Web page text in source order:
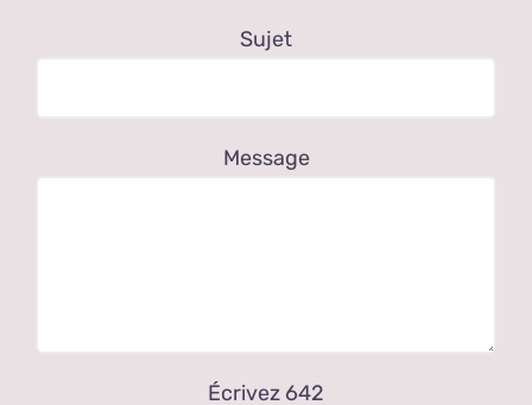
Sujet
Message
Écrivez 642